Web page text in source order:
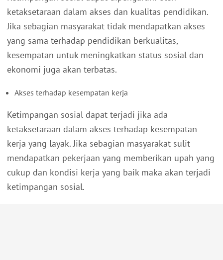
ketaksetaraan dalam akses dan kualitas pendidikan.
Jika sebagian masyarakat tidak mendapatkan akses
yang sama terhadap pendidikan berkualitas,
kesempatan untuk meningkatkan status sosial dan
ekonomi juga akan terbatas.
Akses terhadap kesempatan kerja
Ketimpangan sosial dapat terjadi jika ada
ketaksetaraan dalam akses terhadap kesempatan
kerja yang layak. Jika sebagian masyarakat sulit
mendapatkan pekerjaan yang memberikan upah yang
cukup dan kondisi kerja yang baik maka akan terjadi
ketimpangan sosial.